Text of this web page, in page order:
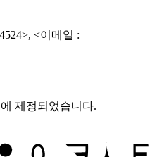
<이메일 :
제정되었습니다.